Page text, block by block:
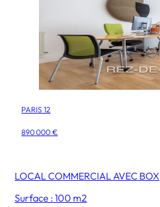
PARIS 12
890 000 €
LOCAL COMMERCIAL AVEC BOX
Surface : 100 m2